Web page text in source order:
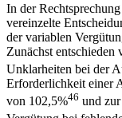
In der
vereinzelte
der variablen
Zunächst entschieden
Unklarheiten bei der
Erforderlichkeit einer
von 102,5%46 und